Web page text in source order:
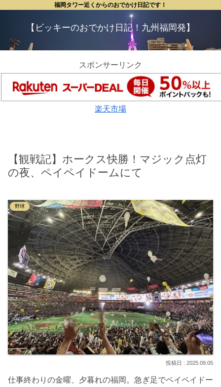
福岡タワー近くからのおでかけ日記です！
【ビッキーのおでかけ日記！九州福岡発】
スポンサーリンク
楽天市場
【観戦記】ホークス快勝！マジック点灯
の夜、ペイペイドームにて
野球
2025.09.05
仕事終わりの金曜、夕暮れの福岡。急ぎ足でペイペイドー